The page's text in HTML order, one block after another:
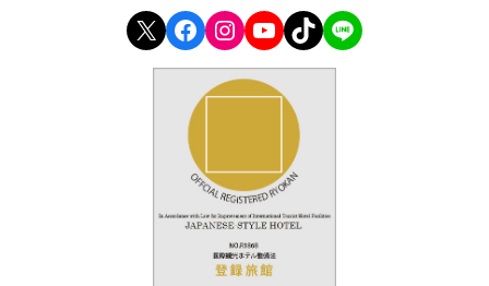
X Facebook Instagram YouTube TikTok LINE